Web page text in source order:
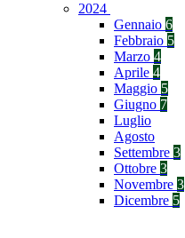
2024
Gennaio 6
Febbraio 5
Marzo 4
Aprile 4
Maggio 5
Giugno 7
Luglio
Agosto
Settembre 3
Ottobre 3
Novembre 3
Dicembre 5